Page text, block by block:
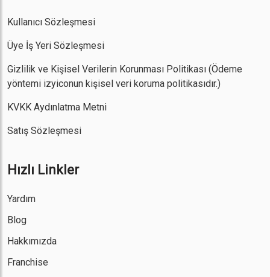
Kullanıcı Sözleşmesi
Üye İş Yeri Sözleşmesi
Gizlilik ve Kişisel Verilerin Korunması Politikası (Ödeme
yöntemi izyiconun kişisel veri koruma politikasıdır.)
KVKK Aydınlatma Metni
Satış Sözleşmesi
Hızlı Linkler
Yardım
Blog
Hakkımızda
Franchise